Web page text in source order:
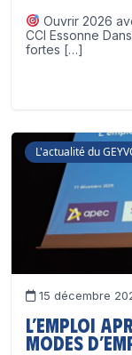
Ouvrir 2026
CCI Essonne
fortes […]
L'actualité du
15 décembre
L’emploi
modes